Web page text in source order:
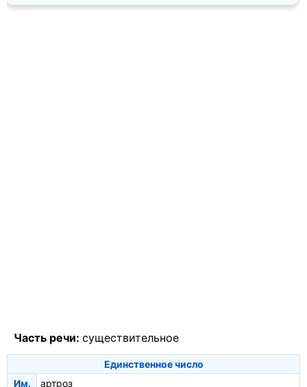
Часть речи: существительное
Единственное число
Им.
артроз